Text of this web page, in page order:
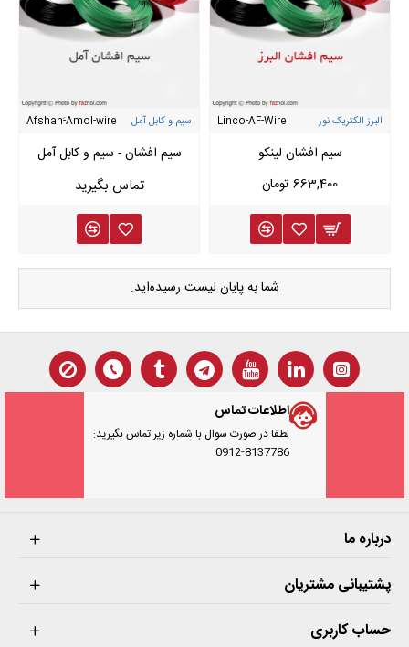
البرز الکتریک نور Linco-AF-Wire
سیم افشان لینکو
663,400 تومان
سیم و کابل آمل Afshan-َAmol-wire
سیم افشان - سیم و کابل آمل
شما به پایان لیست رسیده‌اید.
اطلاعات تماس
لطفا در صورت سوال با شماره زیر تماس بگیرید:
0912-8137786
درباره ما
پشتیبانی مشتریان
حساب کاربری